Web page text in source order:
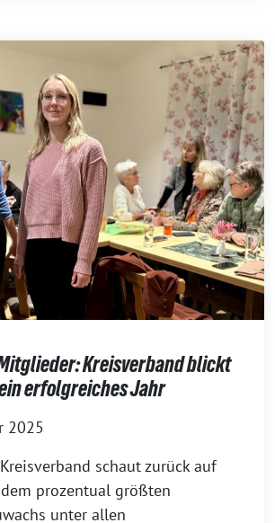
Kreisverband blickt
erfolgreiches Jahr
2025
schaut zurück auf
prozentual größten
unter allen